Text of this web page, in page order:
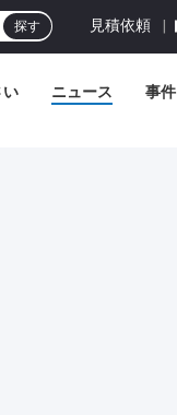
見積依頼 |
探す
い ニュース 事件